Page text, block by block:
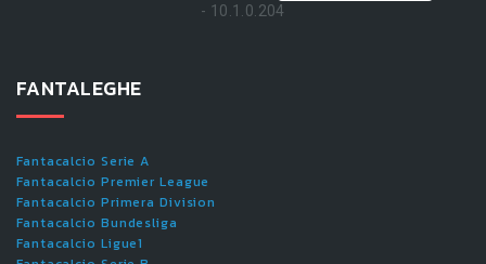
- 10.1.0.204
FANTALEGHE
Fantacalcio Serie A
Fantacalcio Premier League
Fantacalcio Primera Division
Fantacalcio Bundesliga
Fantacalcio Ligue1